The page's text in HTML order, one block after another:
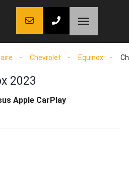
Chevrolet Equinox
2023
Apple CarPlay